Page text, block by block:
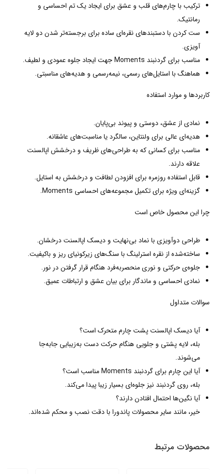
ترکیب با چارم‌های قلب و عشق برای ایجاد یک تم احساسی و
رمانتیک.
ست کردن با دستبندهای نقره‌ای ساده برای برجسته‌تر شدن دو لایه
آویزی.
مناسب برای گردنبند Moments جهت ایجاد جلوه عمودی و لطیف.
هماهنگ با استایل‌های رسمی، نیمه‌رسمی و هدیه‌های مناسبتی.
کاربردها و موارد استفاده
نمادی از عشق، دوستی و پیوند بی‌پایان.
هدیه‌ای عالی برای ولنتاین، سالگرد یا مناسبت‌های عاشقانه.
مناسب برای کسانی که به طراحی‌های ظریف و درخشش اپالسنت
علاقه دارند.
قابل استفاده روزمره برای افزودن لطافت و درخشش به استایل.
گزینه‌ای ویژه برای تکمیل مجموعه‌های احساسی Moments.
چرا این محصول خاص است
طراحی دوآویزی با نماد بی‌نهایت و دیسک اپالسنت درخشان.
ساخته‌شده از نقره استرلینگ با سنگ‌های زیرکونیای ریز و باکیفیت.
جلوه‌ی حرکتی و نوری منحصربه‌فرد هنگام قرار گرفتن در نور.
نمادی احساسی و ماندگار برای بیان عشق و ارتباطات عمیق.
سوالات متداول
آیا دیسک اپالسنت پشت چارم متحرک است؟
بله، لایه پشتی و جلویی هنگام حرکت دست به‌زیبایی جابه‌جا
می‌شوند.
آیا این چارم برای گردنبند Moments مناسب است؟
بله، روی گردنبند نیز جلوه‌ای بسیار زیبا پیدا می‌کند.
آیا نگین‌ها احتمال افتادن دارند؟
خیر، مانند سایر محصولات پاندورا با دقت نصب و محکم شده‌اند.
محصولات مرتبط